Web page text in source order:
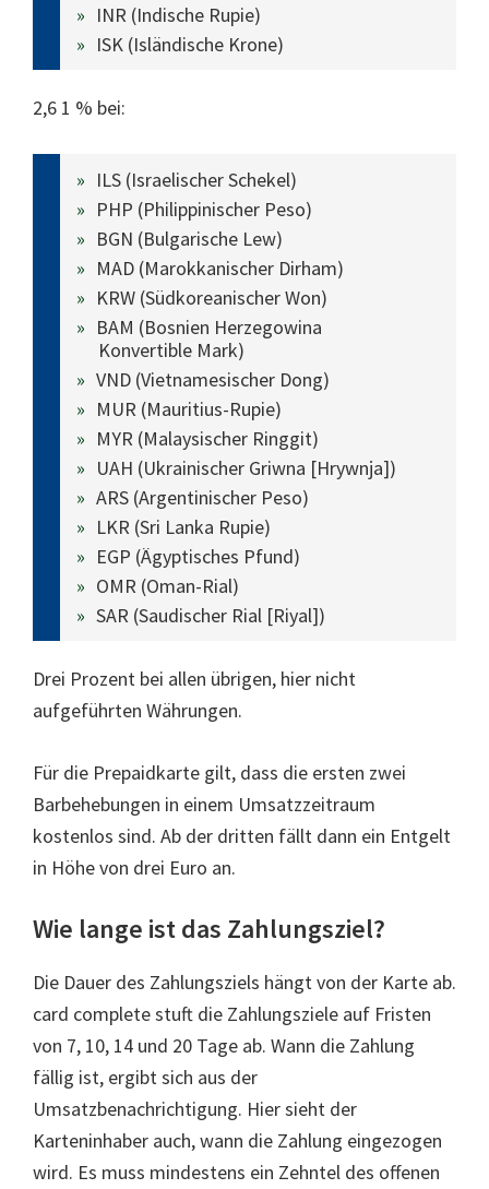
INR (Indische Rupie)
ISK (Isländische Krone)
2,6 1 % bei:
ILS (Israelischer Schekel)
PHP (Philippinischer Peso)
BGN (Bulgarische Lew)
MAD (Marokkanischer Dirham)
KRW (Südkoreanischer Won)
BAM (Bosnien Herzegowina
Konvertible Mark)
VND (Vietnamesischer Dong)
MUR (Mauritius-Rupie)
MYR (Malaysischer Ringgit)
UAH (Ukrainischer Griwna [Hrywnja])
ARS (Argentinischer Peso)
LKR (Sri Lanka Rupie)
EGP (Ägyptisches Pfund)
OMR (Oman-Rial)
SAR (Saudischer Rial [Riyal])
Drei Prozent bei allen übrigen, hier nicht
aufgeführten Währungen.
Für die Prepaidkarte gilt, dass die ersten zwei
Barbehebungen in einem Umsatzzeitraum
kostenlos sind. Ab der dritten fällt dann ein Entgelt
in Höhe von drei Euro an.
Wie lange ist das Zahlungsziel?
Die Dauer des Zahlungsziels hängt von der Karte ab.
card complete stuft die Zahlungsziele auf Fristen
von 7, 10, 14 und 20 Tage ab. Wann die Zahlung
fällig ist, ergibt sich aus der
Umsatzbenachrichtigung. Hier sieht der
Karteninhaber auch, wann die Zahlung eingezogen
wird. Es muss mindestens ein Zehntel des offenen